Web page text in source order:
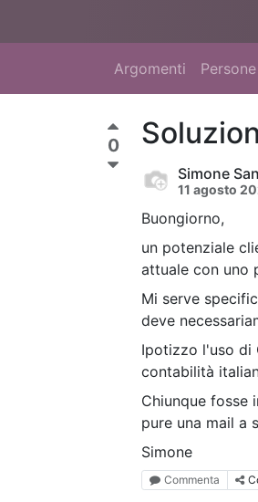
Argomenti Persone
0
Simone
11 agosto
Buongiorno,
un potenziale
attuale con uno
Mi serve
deve
Ipotizzo l'uso di
contabilità
Chiunque fosse
pure una mail a
Simone
Commenta